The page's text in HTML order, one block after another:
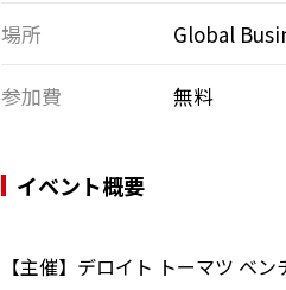
場所 Global
参加費 無料
イベント概要
【主催】デロイト トーマツ ベ